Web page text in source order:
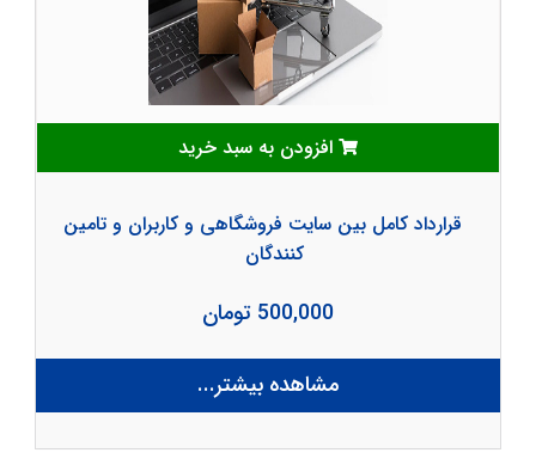
افزودن به سبد خرید
قرارداد کامل بین سایت فروشگاهی و کاربران و تامین
کنندگان
500,000 تومان
مشاهده بیشتر...